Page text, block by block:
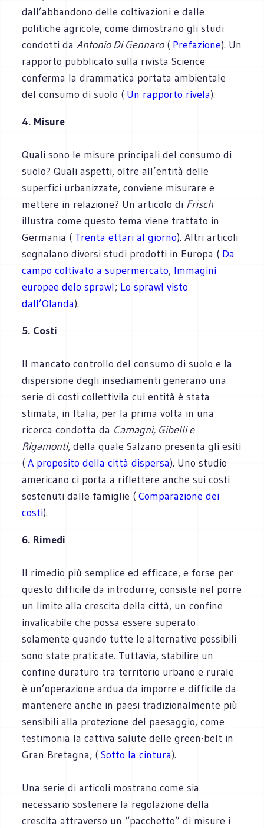
dall’abbandono delle coltivazioni e dalle
politiche agricole, come dimostrano gli studi
condotti daAntonio Di Gennaro( Prefazione). Un
rapporto pubblicato sulla rivista Science
conferma la drammatica portata ambientale
del consumo di suolo ( Un rapporto rivela).
4. Misure
Quali sono le misure principali del consumo di
suolo? Quali aspetti, oltre all’entità delle
superfici urbanizzate, conviene misurare e
mettere in relazione? Un articolo di Frisch
illustra come questo tema viene trattato in
Germania ( Trenta ettari al giorno). Altri articoli
segnalano diversi studi prodotti in Europa ( Da
campo coltivato a supermercato, Immagini
europee delo sprawl; Lo sprawl visto
dall’Olanda).
5. Costi
Il mancato controllo del consumo di suolo e la
dispersione degli insediamenti generano una
serie di costi collettivila cui entità è stata
stimata, in Italia, per la prima volta in una
ricerca condotta da Camagni, Gibelli e
Rigamonti, della quale Salzano presenta gli esiti
(A proposito della città dispersa). Uno studio
americano ci porta a riflettere anche sui costi
sostenuti dalle famiglie (Comparazione dei
costi).
6. Rimedi
Il rimedio più semplice ed efficace, e forse per
questo difficile da introdurre, consiste nel porre
un limite alla crescita della città, un confine
invalicabile che possa essere superato
solamente quando tutte le alternative possibili
sono state praticate. Tuttavia, stabilire un
confine duraturo tra territorio urbano e rurale
è un’operazione ardua da imporre e difficile da
mantenere anche in paesi tradizionalmente più
sensibili alla protezione del paesaggio, come
testimonia la cattiva salute delle green-belt in
Gran Bretagna, (Sotto la cintura).
Una serie di articoli mostrano come sia
necessario sostenere la regolazione della
crescita attraverso un “pacchetto” di misure i